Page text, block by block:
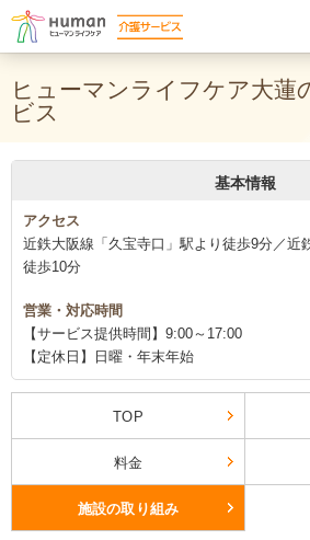
ヒューマンライフケア大蓮
ビス
基本情報
アクセス
近鉄大阪線「久宝寺口」駅より徒歩9分／近
徒歩10分
営業・対応時間
【サービス提供時間】9:00～17:00
【定休日】日曜・年末年始
TOP
料金
施設の取り組み